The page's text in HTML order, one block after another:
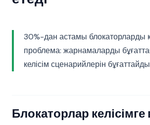
30%-дан астамы блокаторларды
проблема: жарнамаларды
келісім сценарийлерін
Блокаторлар келісімге